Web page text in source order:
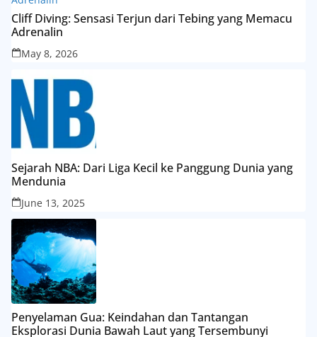
Cliff Diving: Sensasi Terjun dari Tebing yang Memacu
Adrenalin
May 8, 2026
Sejarah NBA: Dari Liga Kecil ke Panggung Dunia yang
Mendunia
June 13, 2025
Penyelaman Gua: Keindahan dan Tantangan
Eksplorasi Dunia Bawah Laut yang Tersembunyi